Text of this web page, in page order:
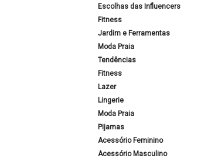
Escolhas das Influencers
Fitness
Jardim e Ferramentas
Moda Praia
Tendências
Fitness
Lazer
Lingerie
Moda Praia
Pijamas
Acessório Feminino
Acessório Masculino